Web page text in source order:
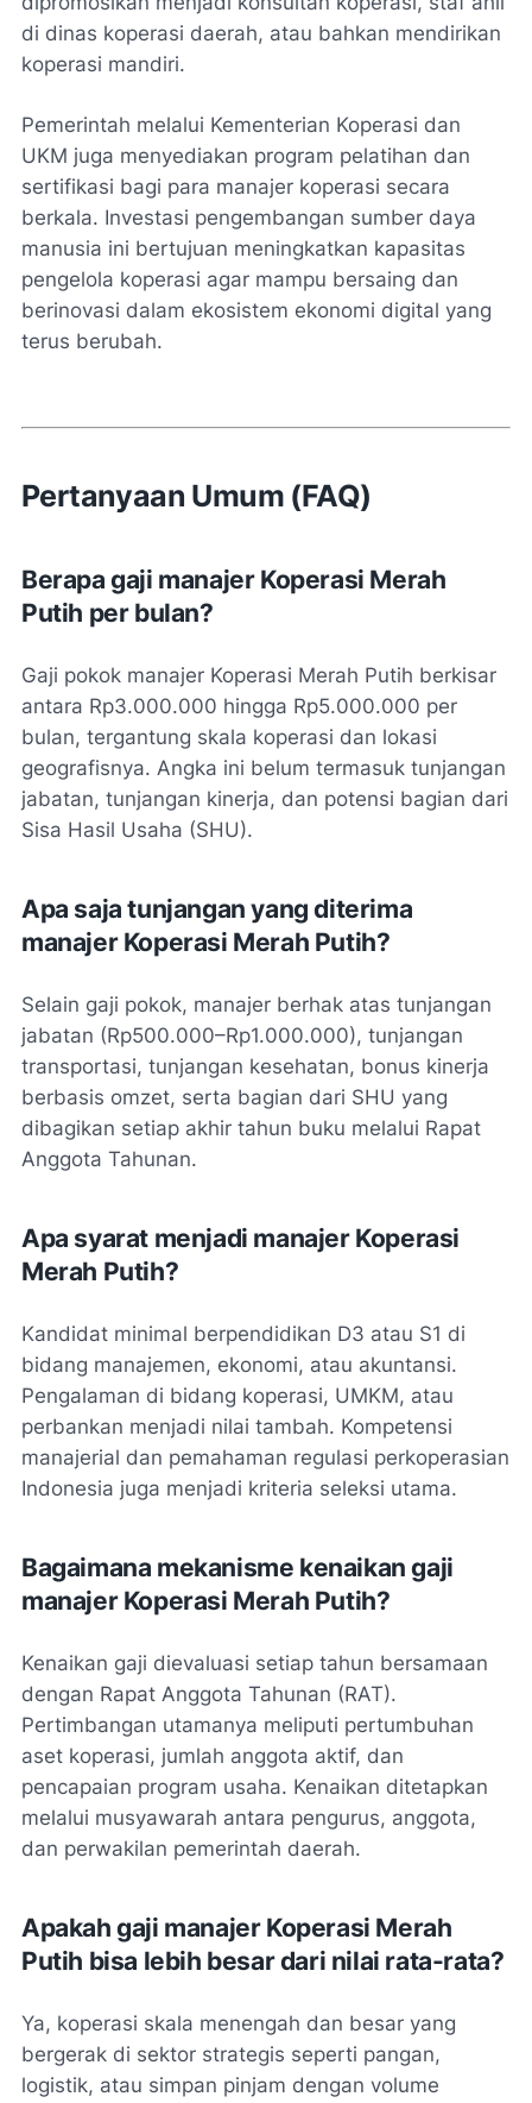
di dinas koperasi daerah, atau bahkan mendirikan
koperasi mandiri.
Pemerintah melalui Kementerian Koperasi dan
UKM juga menyediakan program pelatihan dan
sertifikasi bagi para manajer koperasi secara
berkala. Investasi pengembangan sumber daya
manusia ini bertujuan meningkatkan kapasitas
pengelola koperasi agar mampu bersaing dan
berinovasi dalam ekosistem ekonomi digital yang
terus berubah.
Pertanyaan Umum (FAQ)
Berapa gaji manajer Koperasi Merah
Putih per bulan?
Gaji pokok manajer Koperasi Merah Putih berkisar
antara Rp3.000.000 hingga Rp5.000.000 per
bulan, tergantung skala koperasi dan lokasi
geografisnya. Angka ini belum termasuk tunjangan
jabatan, tunjangan kinerja, dan potensi bagian dari
Sisa Hasil Usaha (SHU).
Apa saja tunjangan yang diterima
manajer Koperasi Merah Putih?
Selain gaji pokok, manajer berhak atas tunjangan
jabatan (Rp500.000–Rp1.000.000), tunjangan
transportasi, tunjangan kesehatan, bonus kinerja
berbasis omzet, serta bagian dari SHU yang
dibagikan setiap akhir tahun buku melalui Rapat
Anggota Tahunan.
Apa syarat menjadi manajer Koperasi
Merah Putih?
Kandidat minimal berpendidikan D3 atau S1 di
bidang manajemen, ekonomi, atau akuntansi.
Pengalaman di bidang koperasi, UMKM, atau
perbankan menjadi nilai tambah. Kompetensi
manajerial dan pemahaman regulasi perkoperasian
Indonesia juga menjadi kriteria seleksi utama.
Bagaimana mekanisme kenaikan gaji
manajer Koperasi Merah Putih?
Kenaikan gaji dievaluasi setiap tahun bersamaan
dengan Rapat Anggota Tahunan (RAT).
Pertimbangan utamanya meliputi pertumbuhan
aset koperasi, jumlah anggota aktif, dan
pencapaian program usaha. Kenaikan ditetapkan
melalui musyawarah antara pengurus, anggota,
dan perwakilan pemerintah daerah.
Apakah gaji manajer Koperasi Merah
Putih bisa lebih besar dari nilai rata-rata?
Ya, koperasi skala menengah dan besar yang
bergerak di sektor strategis seperti pangan,
logistik, atau simpan pinjam dengan volume